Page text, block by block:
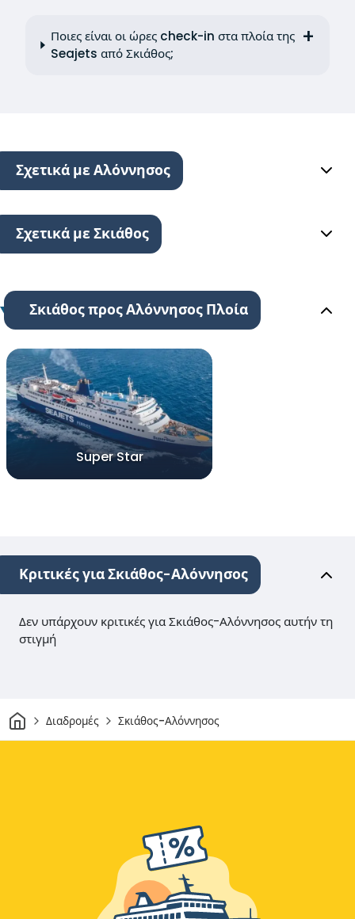
Ποιες είναι οι ώρες check-in στα πλοία της
Seajets από Σκιάθος;
Σχετικά με Αλόννησος
Σχετικά με Σκιάθος
Σκιάθος προς Αλόννησος Πλοία
Super Star
Κριτικές για Σκιάθος-Αλόννησος
Δεν υπάρχουν κριτικές για Σκιάθος-Αλόννησος αυτήν τη
στιγμή
ΣπίτιΔιαδρομές Σκιάθος-Αλόννησος